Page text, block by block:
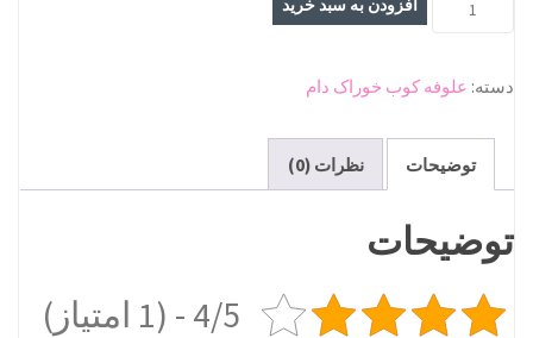
80
افزودن به سبد خرید
دسته: علوفه کوب خوراک دام
توضیحات نظرات (0)
توضیحات
4/5 - (1 امتیاز)